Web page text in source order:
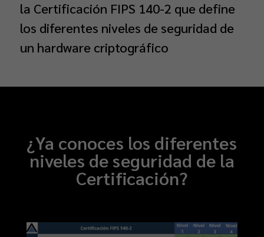
la Certificación FIPS 140-2 que define
los diferentes niveles de seguridad de
un hardware criptográfico
¿Ya conoces los diferentes
niveles de seguridad de la
Certificación?